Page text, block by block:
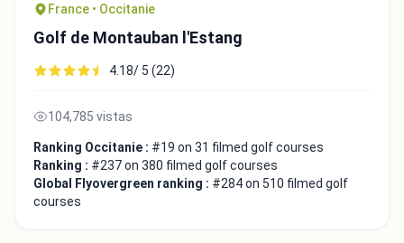
France • Occitanie
Golf de Montauban l'Estang
4.18/ 5 (22)
104,785 vistas
Ranking Occitanie : #19 on 31 filmed golf courses
Ranking : #237 on 380 filmed golf courses
Global Flyovergreen ranking : #284 on 510 filmed golf
courses